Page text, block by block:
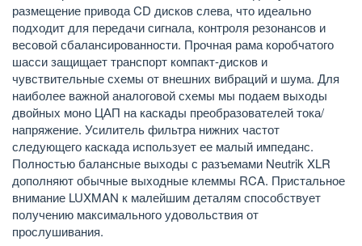
размещение привода CD дисков слева, что идеально
подходит для передачи сигнала, контроля резонансов и
весовой сбалансированности. Прочная рама коробчатого
шасси защищает транспорт компакт-дисков и
чувствительные схемы от внешних вибраций и шума. Для
наиболее важной аналоговой схемы мы подаем выходы
двойных моно ЦАП на каскады преобразователей тока/
напряжение. Усилитель фильтра нижних частот
следующего каскада использует ее малый импеданс.
Полностью балансные выходы с разъемами Neutrik XLR
дополняют обычные выходные клеммы RCA. Пристальное
внимание LUXMAN к малейшим деталям способствует
получению максимального удовольствия от
прослушивания.